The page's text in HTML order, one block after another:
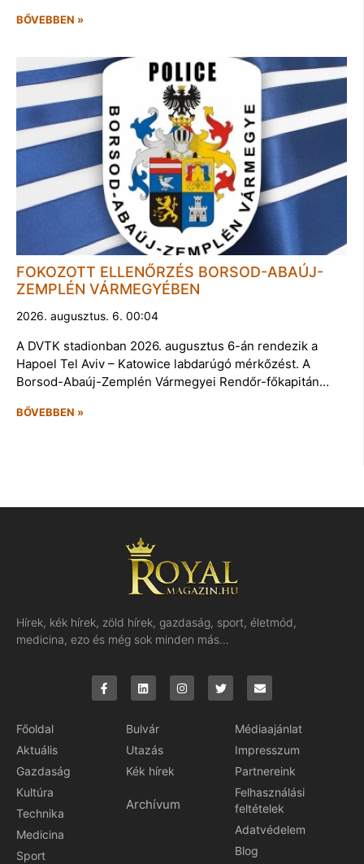
BŐVEBBEN »
FOKOZOTT ELLENŐRZÉS BORSOD-ABAÚJ-
ZEMPLÉN VÁRMEGYÉBEN
2026. augusztus. 6. 00:04
A DVTK stadionban 2026. augusztus 6-án rendezik a
Hapoel Tel Aviv – Katowice labdarúgó mérkőzést. A
Borsod-Abaúj-Zemplén Vármegyei Rendőr-főkapitán…
BŐVEBBEN »
Hírek, kék hírek, zöld hírek, gazdaság, sport, életmód,
medicina, ezo és még sok minden más…
Főoldal
Aktuális
Gazdaság
Kultúra
Technika
Medicina
Sport
Bulvár
Utazás
Kék hírek
Archívum
Médiaajánlat
Impresszum
Partnereink
Felhasználási
feltételek
Adatvédelem
Blog